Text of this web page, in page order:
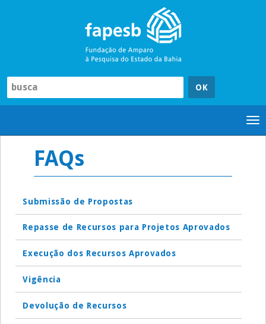
FAQs
Submissão de Propostas
Repasse de Recursos para Projetos Aprovados
Execução dos Recursos Aprovados
Vigência
Devolução de Recursos